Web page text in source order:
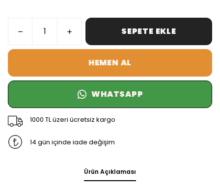
SEPETE EKLE
HEMEN AL
WHATSAPP
1000 TL üzeri ücretsiz kargo
14 gün içinde iade değişim
Ürün Açıklaması